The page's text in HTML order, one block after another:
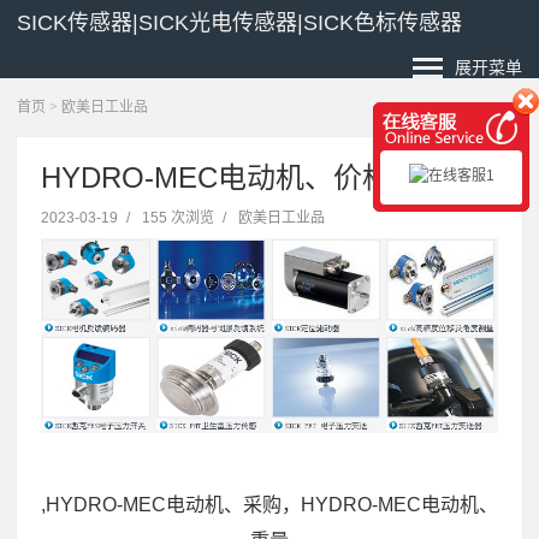
SICK传感器|SICK光电传感器|SICK色标传感器
展开菜单
首页 > 欧美日工业品
HYDRO-MEC电动机、价格交期
2023-03-19 / 155 次浏览 / 欧美日工业品
,HYDRO-MEC电动机、采购，HYDRO-MEC电动机、